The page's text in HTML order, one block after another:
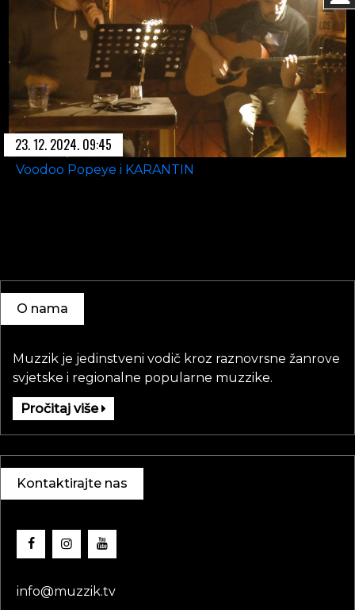
23. 12. 2024. 09:45
Voodoo Popeye i KARANTIN
O nama
Muzzik je jedinstveni vodič kroz raznovrsne žanrove
svjetske i regionalne popularne muzzike.
Pročitaj više
Kontaktirajte nas
info@muzzik.tv